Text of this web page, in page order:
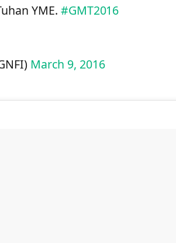
YME. #GMT2016
March 9, 2016